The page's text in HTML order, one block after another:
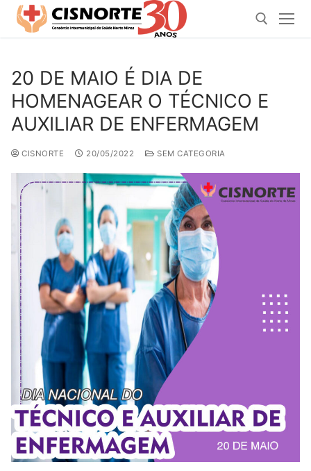
Pular
para
Pesquisar por:
20 DE MAIO É DIA DE
HOMENAGEAR O TÉCNICO E
AUXILIAR DE ENFERMAGEM
CISNORTE 20/05/2022 SEM CATEGORIA